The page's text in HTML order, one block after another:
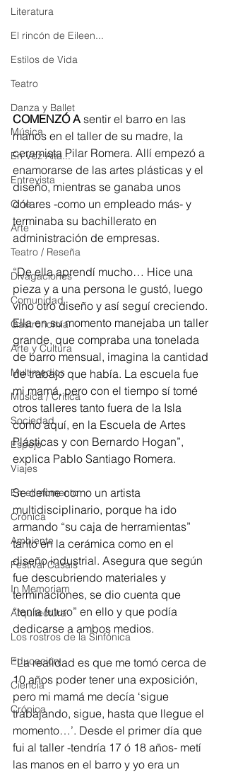
Literatura
El rincón de Eileen...
Estilos de Vida
Teatro
Danza y Ballet
Música
En Voz Alta...
Entrevista
Cine
Arte
Teatro / Reseña
Divagaciones
Comunidad
Gastronomía
Arte y Cultura
Multimedios
Música / Crítica
Sociedad
Espejo
Viajes
En el momento
Crónica
Ambiente
Festival Casals
In Memoriam
Arquitectura
Los rostros de la Sinfónica
Educación
Ciencia
Crónica
COMENZÓ A sentir el barro en las
manos en el taller de su madre, la
ceramista Pilar Romera. Allí empezó a
enamorarse de las artes plásticas y el
diseño, mientras se ganaba unos
dólares -como un empleado más- y
terminaba su bachillerato en
administración de empresas.
“De ella aprendí mucho… Hice una
pieza y a una persona le gustó, luego
vino otro diseño y así seguí creciendo.
Ella en su momento manejaba un taller
grande, que compraba una tonelada
de barro mensual, imagina la cantidad
de trabajo que había. La escuela fue
mi mamá, pero con el tiempo sí tomé
otros talleres tanto fuera de la Isla
como aquí, en la Escuela de Artes
Plásticas y con Bernardo Hogan”,
explica Pablo Santiago Romera.
Se define como un artista
multidisciplinario, porque ha ido
armando “su caja de herramientas”
tanto en la cerámica como en el
diseño industrial. Asegura que según
fue descubriendo materiales y
terminaciones, se dio cuenta que
“tenía futuro” en ello y que podía
dedicarse a ambos medios.
“La realidad es que me tomó cerca de
10 años poder tener una exposición,
pero mi mamá me decía ‘sigue
trabajando, sigue, hasta que llegue el
momento…’. Desde el primer día que
fui al taller -tendría 17 ó 18 años- metí
las manos en el barro y yo era un